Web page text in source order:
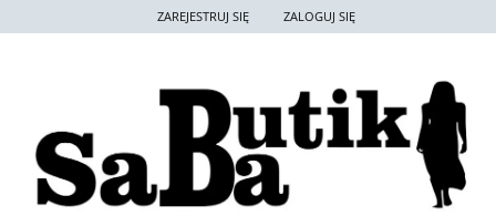
ZAREJESTRUJ SIĘ ZALOGUJ SIĘ